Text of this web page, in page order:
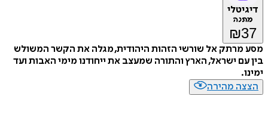
דיגיטלי
מתנה
₪37
מסע מרתק אל שורשי הזהות היהודית, מגלה את הקשר המשולש
בין עם ישראל, הארץ והתורה שמעצב את ייחודנו מימי האבות ועד
ימינו.
הצצה מהירה